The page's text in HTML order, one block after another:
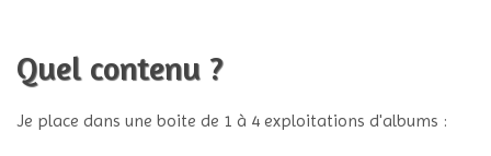
Quel contenu ?
Je place dans une boite de 1 à 4 exploitations d'albums :